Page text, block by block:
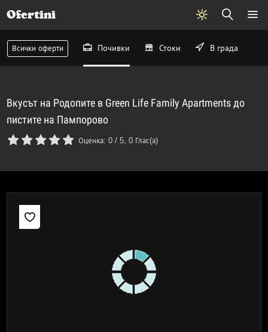
Ofertini
Всички оферти Почивки Стоки В града
Вкусът на Родопите в Green Life Family Apartments до
пистите на Пампорово
Оценка:0 /5,0 Глас(а)